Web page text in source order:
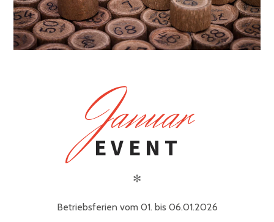
J
anuar
EVENT
✻
Betriebsferien vom 01. bis 06.01.2026